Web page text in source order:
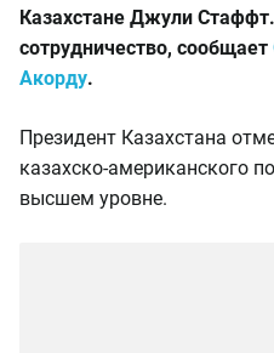
Казахстане Джули
сотрудничество, сообщает
Акорду.
Президент Казахстана
казахско-американского
высшем уровне.